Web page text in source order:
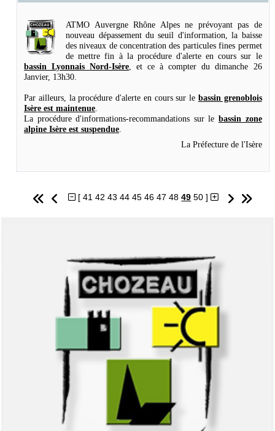
ATMO Auvergne Rhône Alpes ne prévoyant pas de
nouveau dépassement du seuil d'information, la baisse
des niveaux de concentration des particules fines permet
de mettre fin à la procédure d'alerte en cours sur le
bassin Lyonnais Nord-Isère , et ce à compter du dimanche 26
Janvier, 13h30.
Par ailleurs, la procédure d'alerte en cours sur le bassin grenoblois
Isère est maintenue
La procédure d'informations-recommandations sur le bassin zone
alpine Isère est suspendue
La Préfecture de l'Isère
[41 42 43 44 45 46 47 48 49 50 ]